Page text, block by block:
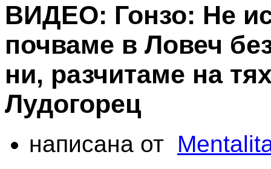
ВИДЕО: Гонзо: Не
почваме в Ловеч
ни, разчитаме на
Лудогорец
написана от